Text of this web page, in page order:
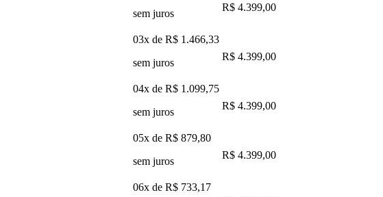
sem juros
R$ 4.399,00
03x de R$ 1.466,33
sem juros
R$ 4.399,00
04x de R$ 1.099,75
sem juros
R$ 4.399,00
05x de R$ 879,80
sem juros
R$ 4.399,00
06x de R$ 733,17